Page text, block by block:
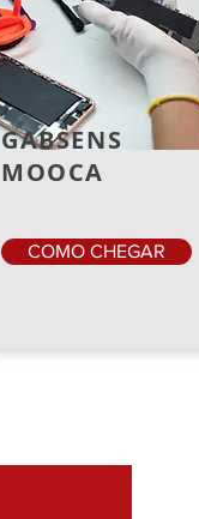
GABSENS
MOOCA
COMO CHEGAR